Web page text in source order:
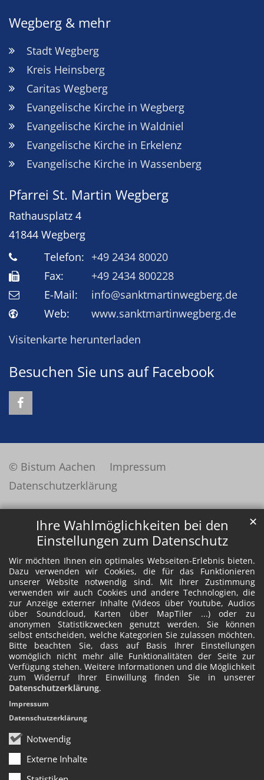
Ihre Wahlmöglichkeiten bei den
Einstellungen zum Datenschutz
Wir möchten Ihnen ein optimales Webseiten-Erlebnis bieten.
Dazu verwenden wir Cookies, die für das Funktionieren
unserer Website notwendig sind. Mit Ihrer Zustimmung
verwenden wir auch Cookies und andere Technologien, die
zur Anzeige externer Inhalte (Videos über Youtube, Audios
über Soundcloud, Karten über MapTiler ...) oder zu
anonymen Statistikzwecken genutzt werden. Sie können
selbst entscheiden, welche Kategorien Sie zulassen möchten.
Bitte beachten Sie, dass auf Basis Ihrer Einstellungen
womöglich nicht mehr alle Funktionalitäten der Seite zur
Verfügung stehen. Weitere Informationen und die Möglichkeit
zum Widerruf Ihrer Einwillung finden Sie in unserer
Datenschutzerklärung.
Notwendig
Externe Inhalte
✕
Impressum
Datenschutzerklärung
Wegberg & mehr
Stadt Wegberg
Kreis Heinsberg
Caritas Wegberg
Evangelische Kirche in Wegberg
Evangelische Kirche in Waldniel
Evangelische Kirche in Erkelenz
Evangelische Kirche in Wassenberg
Pfarrei St. Martin Wegberg
Rathausplatz 4
41844 Wegberg
Telefon: +49 2434 80020
Fax:
+49 2434 800228
E-Mail:
info@sanktmartinwegberg.de
Web:
www.sanktmartinwegberg.de
Visitenkarte herunterladen
Besuchen Sie uns auf Facebook
© Bistum Aachen
Impressum
Datenschutzerklärung